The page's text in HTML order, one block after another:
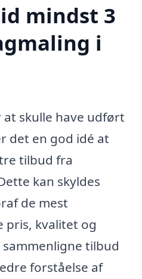
mindst 3
i
skulle have udført
det en god idé at
tilbud fra
kan skyldes
de mest
pris, kvalitet og
tilbud
forståelse af